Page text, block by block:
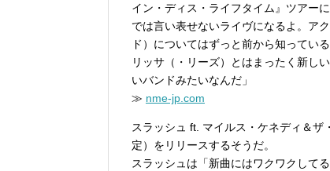
イン・ディス・ライフタイム』ツアー
では言い表せないライヴになるよ。ア
ド）についてはずっと前から知ってい
リッサ（・リーズ）とはまったく新し
いバンドみたいなんだ」
≫ nme-jp.com
スラッシュ ft. マイルス・ケネディ＆
定）をリリースするそうだ。
スラッシュは「新曲にはワクワクして